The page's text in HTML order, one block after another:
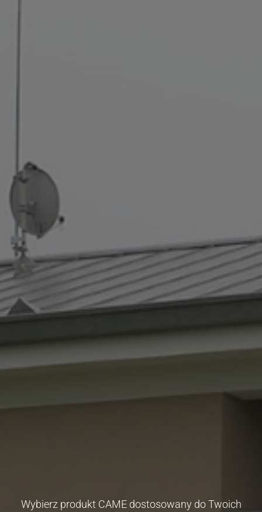
Wybierz produkt CAME dostosowany do Twoich